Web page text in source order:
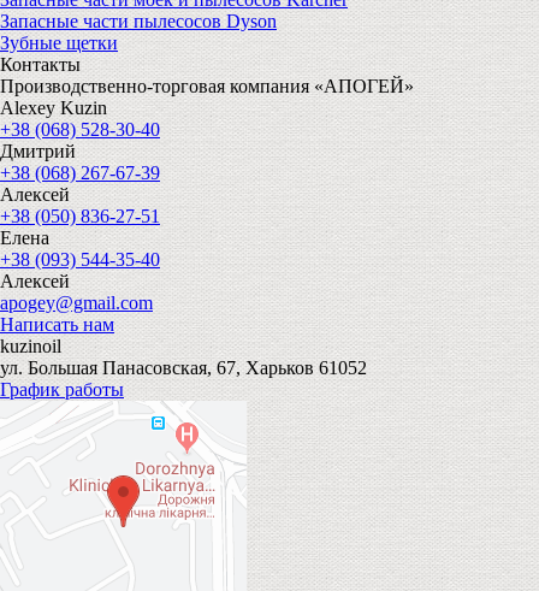
Запасные части пылесосов Dyson
Зубные щетки
Контакты
Производственно-торговая компания «АПОГЕЙ»
Alexey Kuzin
+38 (068) 528-30-40
Дмитрий
+38 (068) 267-67-39
Алексей
+38 (050) 836-27-51
Елена
+38 (093) 544-35-40
Алексей
apogey@gmail.com
Написать нам
kuzinoil
ул. Большая Панасовская, 67, Харьков 61052
График работы